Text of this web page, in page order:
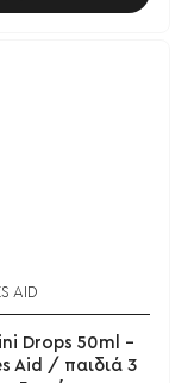
AID
Drops 50ml -
Aid / παιδιά 3